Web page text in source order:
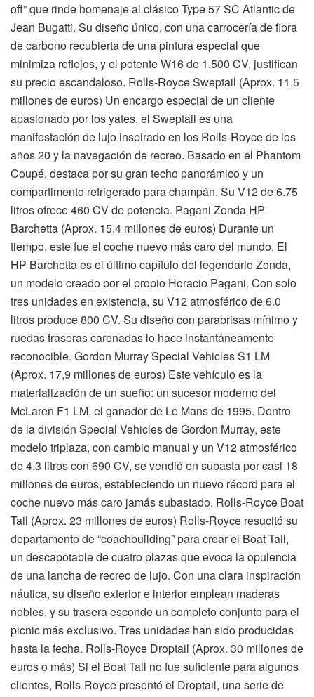
off” que rinde homenaje al clásico Type 57 SC Atlantic de
Jean Bugatti. Su diseño único, con una carrocería de fibra
de carbono recubierta de una pintura especial que
minimiza reflejos, y el potente W16 de 1.500 CV, justifican
su precio escandaloso. Rolls-Royce Sweptail (Aprox. 11,5
millones de euros) Un encargo especial de un cliente
apasionado por los yates, el Sweptail es una
manifestación de lujo inspirado en los Rolls-Royce de los
años 20 y la navegación de recreo. Basado en el Phantom
Coupé, destaca por su gran techo panorámico y un
compartimento refrigerado para champán. Su V12 de 6.75
litros ofrece 460 CV de potencia. Pagani Zonda HP
Barchetta (Aprox. 15,4 millones de euros) Durante un
tiempo, este fue el coche nuevo más caro del mundo. El
HP Barchetta es el último capítulo del legendario Zonda,
un modelo creado por el propio Horacio Pagani. Con solo
tres unidades en existencia, su V12 atmosférico de 6.0
litros produce 800 CV. Su diseño con parabrisas mínimo y
ruedas traseras carenadas lo hace instantáneamente
reconocible. Gordon Murray Special Vehicles S1 LM
(Aprox. 17,9 millones de euros) Este vehículo es la
materialización de un sueño: un sucesor moderno del
McLaren F1 LM, el ganador de Le Mans de 1995. Dentro
de la división Special Vehicles de Gordon Murray, este
modelo triplaza, con cambio manual y un V12 atmosférico
de 4.3 litros con 690 CV, se vendió en subasta por casi 18
millones de euros, estableciendo un nuevo récord para el
coche nuevo más caro jamás subastado. Rolls-Royce Boat
Tail (Aprox. 23 millones de euros) Rolls-Royce resucitó su
departamento de “coachbuilding” para crear el Boat Tail,
un descapotable de cuatro plazas que evoca la opulencia
de una lancha de recreo de lujo. Con una clara inspiración
náutica, su diseño exterior e interior emplean maderas
nobles, y su trasera esconde un completo conjunto para el
picnic más exclusivo. Tres unidades han sido producidas
hasta la fecha. Rolls-Royce Droptail (Aprox. 30 millones de
euros o más) Si el Boat Tail no fue suficiente para algunos
clientes, Rolls-Royce presentó el Droptail, una serie de